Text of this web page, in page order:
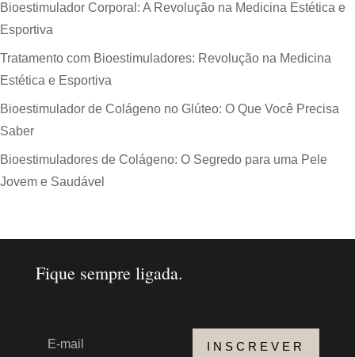
Bioestimulador Corporal: A Revolução na Medicina Estética e
Esportiva
Tratamento com Bioestimuladores: Revolução na Medicina
Estética e Esportiva
Bioestimulador de Colágeno no Glúteo: O Que Você Precisa
Saber
Bioestimuladores de Colágeno: O Segredo para uma Pele
Jovem e Saudável
Fique sempre ligada.
INSCREVER